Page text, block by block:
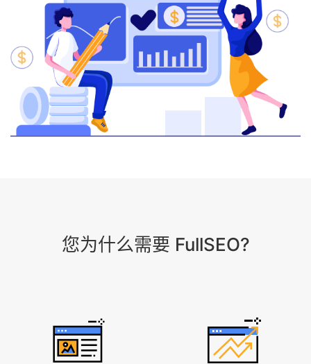
您为什么需要 FullSEO?